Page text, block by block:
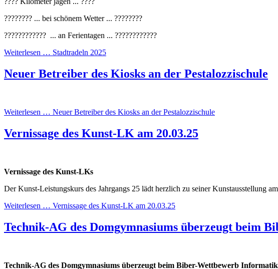
???????? ... bei schönem Wetter ... ????????
???????????? ... an Ferientagen ... ????????????
Weiterlesen … Stadtradeln 2025
Neuer Betreiber des Kiosks an der Pestalozzischule
Weiterlesen … Neuer Betreiber des Kiosks an der Pestalozzischule
Vernissage des Kunst-LK am 20.03.25
Vernissage des Kunst-LKs
Der Kunst-Leistungskurs des Jahrgangs 25 lädt herzlich zu seiner Kunstausstellung
Weiterlesen … Vernissage des Kunst-LK am 20.03.25
Technik-AG des Domgymnasiums überzeugt beim
Technik-AG des Domgymnasiums überzeugt beim Biber-Wettbewerb Informatik